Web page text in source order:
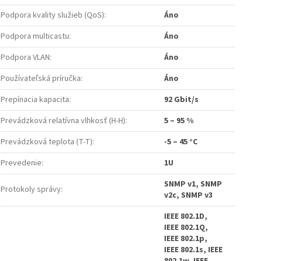
Podpora kvality služieb (QoS):
Áno
Podpora multicastu:
Áno
Podpora VLAN:
Áno
Používateľská príručka:
Áno
Prepínacia kapacita:
92 Gbit/s
Prevádzková relatívna vlhkosť (H-H):
5 – 95 %
Prevádzková teplota (T-T):
-5 – 45 °C
Prevedenie: 1U
Protokoly správy:
SNMP v1, SNMP
v2c, SNMP v3
IEEE 802.1D,
IEEE 802.1Q,
IEEE 802.1p,
IEEE 802.1s, IEEE